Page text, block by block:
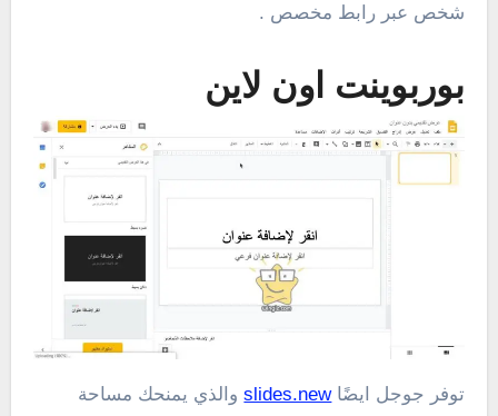
شخص عبر رابط مخصص .
بوربوينت اون لاين
توفر جوجل ايضًاslides.newوالذي يمنحك مساحة